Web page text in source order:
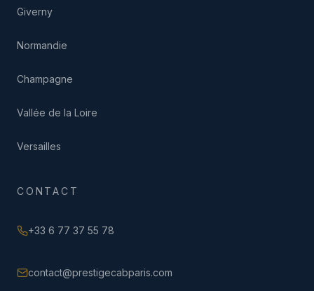
Giverny
Normandie
Champagne
Vallée de la Loire
Versailles
CONTACT
+33 6 77 37 55 78
contact@prestigecabparis.com